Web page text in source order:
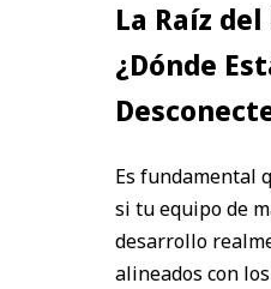
La Raíz
¿Dónde
Es fundamental
si tu equipo de
desarrollo
alineados con